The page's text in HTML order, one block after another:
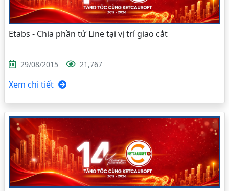
Etabs - Chia phần tử Line tại vị trí giao cắt
29/08/2015 21,767
Xem chi tiết